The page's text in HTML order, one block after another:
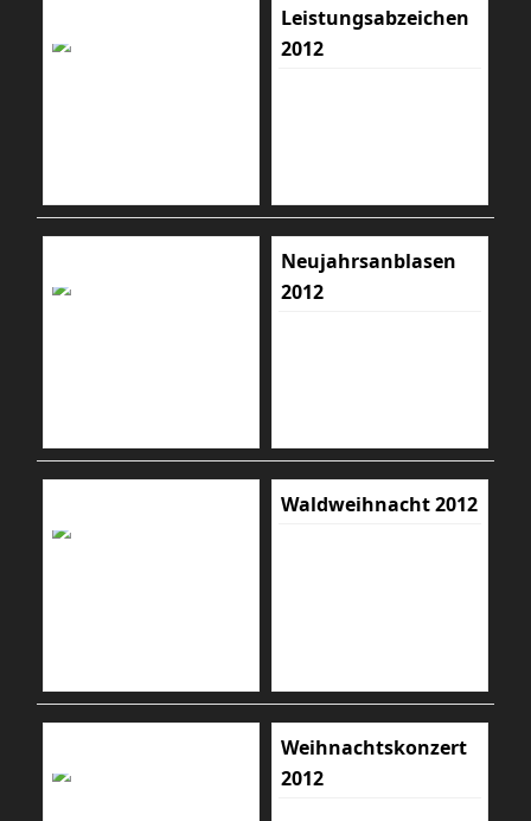
Leistungsabzeichen
2012
Neujahrsanblasen
2012
Waldweihnacht 2012
Weihnachtskonzert
2012